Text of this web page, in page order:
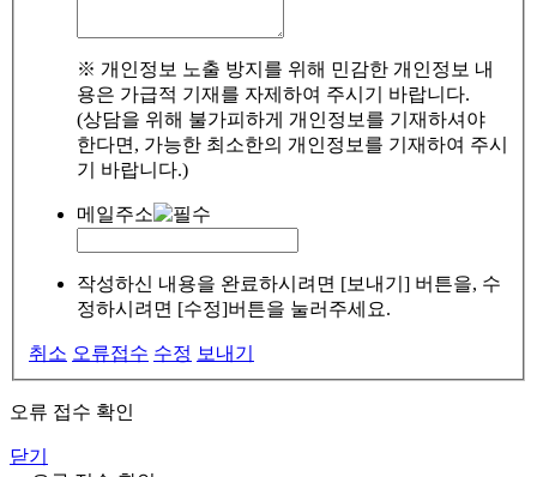
※ 개인정보 노출 방지를 위해 민감한 개인정보 내
용은 가급적 기재를 자제하여 주시기 바랍니다.
(상담을 위해 불가피하게 개인정보를 기재하셔야
한다면, 가능한 최소한의 개인정보를 기재하여 주시
기 바랍니다.)
메일주소
작성하신 내용을 완료하시려면 [보내기] 버튼을, 수
정하시려면 [수정]버튼을 눌러주세요.
취소 오류접수 수정 보내기
오류 접수 확인
닫기